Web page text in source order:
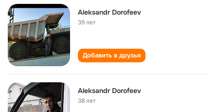
Aleksandr Dorofeev
39 лет
Добавить в друзья
Aleksandr Dorofeev
38 лет